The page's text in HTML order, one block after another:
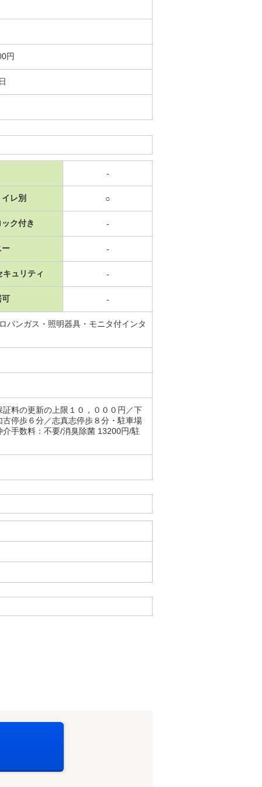
円
-
レ別 ○
ク付き -
ー -
キュリティ -
可 -
パンガス・照明器具・モニタ付インタ
料の更新の上限１０，０００円／下
停歩６分／志真志停歩８分・駐車場
手数料：不要/消臭除菌 13200円/駐